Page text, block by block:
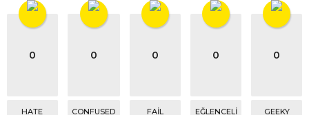
0
HATE
0
CONFUSED
0
FAIL
0
EĞLENCELI
0
GEEKY